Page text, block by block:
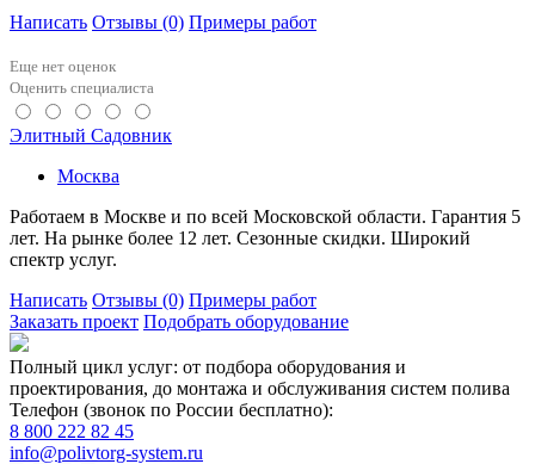
Написать Отзывы (0) Примеры работ
Еще нет оценок
Оценить специалиста
Элитный Садовник
Москва
Работаем в Москве и по всей Московской области. Гарантия 5
лет. На рынке более 12 лет. Сезонные скидки. Широкий
спектр услуг.
Написать Отзывы (0) Примеры работ
Заказать проект Подобрать оборудование
Полный цикл услуг: от подбора оборудования и
проектирования, до монтажа и обслуживания систем полива
Телефон (звонок по России бесплатно):
8 800 222 82 45
info@polivtorg-system.ru